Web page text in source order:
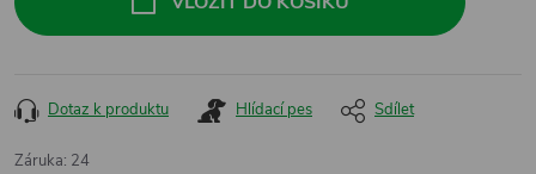
Dotaz k produktu Hlídací pes Sdílet
Záruka: 24